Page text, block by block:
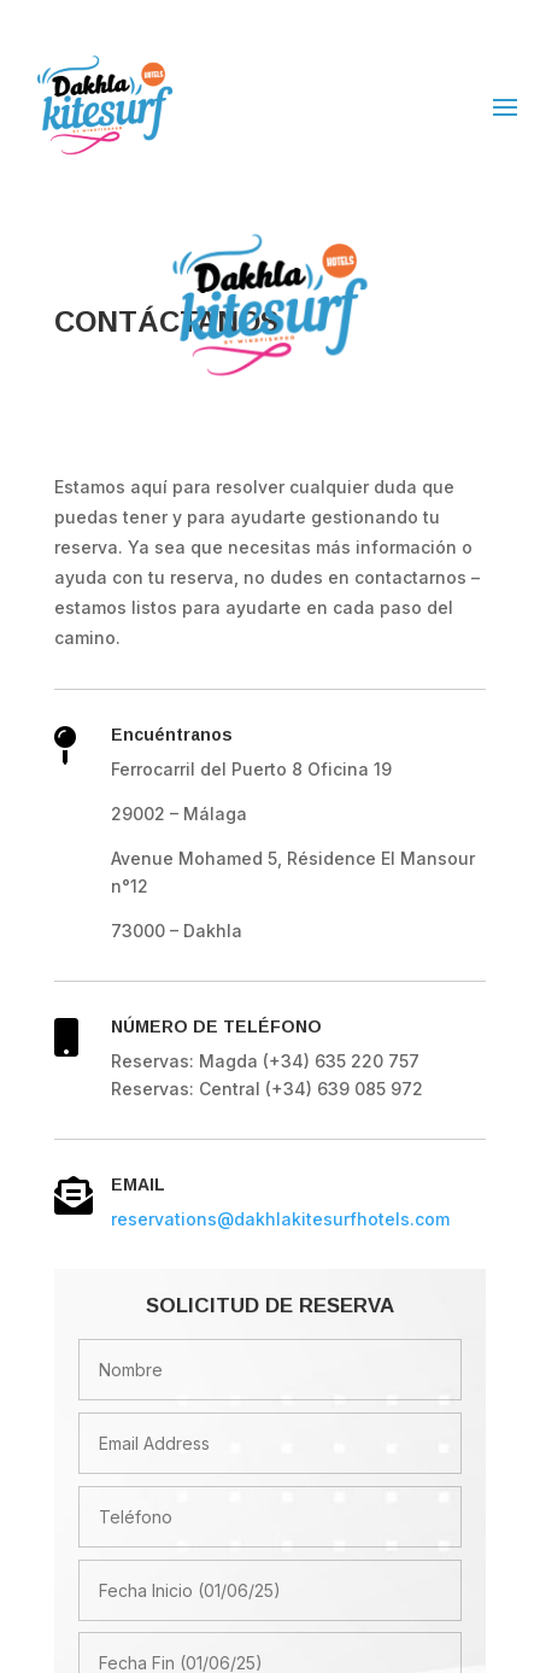
CONTÁCTANOS
Estamos aquí para resolver cualquier duda que
puedas tener y para ayudarte gestionando tu
reserva. Ya sea que necesitas más información o
ayuda con tu reserva, no dudes en contactarnos –
estamos listos para ayudarte en cada paso del
camino.
 Encuéntranos
Ferrocarril del Puerto 8 Oficina 19
29002 – Málaga
Avenue Mohamed 5, Résidence El Mansour
n°12
73000 – Dakhla
NÚMERO DE TELÉFONO
Reservas: Magda (+34) 635 220 757
Reservas: Central (+34) 639 085 972
 EMAIL
reservations@dakhlakitesurfhotels.com
SOLICITUD DE RESERVA